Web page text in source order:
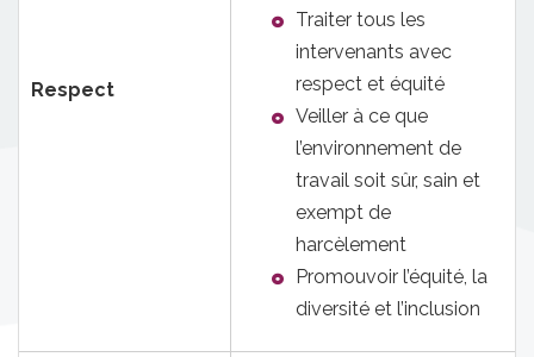
Respect
Traiter tous les
intervenants avec
respect et équité
Veiller à ce que
l’environnement de
travail soit sûr, sain et
exempt de
harcèlement
Promouvoir l’équité, la
diversité et l’inclusion